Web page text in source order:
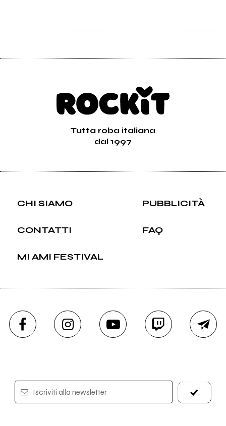
Tutta roba italiana
dal 1997
CHI SIAMO PUBBLICITÀ
CONTATTI FAQ
MI AMI FESTIVAL
Iscriviti alla newsletter